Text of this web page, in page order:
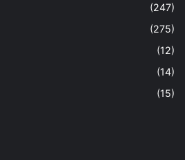
(247)
(275)
(12)
(14)
(15)